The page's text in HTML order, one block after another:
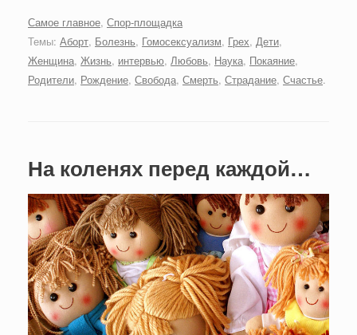
Самое главное, Спор-площадка
Темы: Аборт, Болезнь, Гомосексуализм, Грех, Дети,
Женщина, Жизнь, интервью, Любовь, Наука, Покаяние,
Родители, Рождение, Свобода, Смерть, Страдание, Счастье.
На коленях перед каждой…